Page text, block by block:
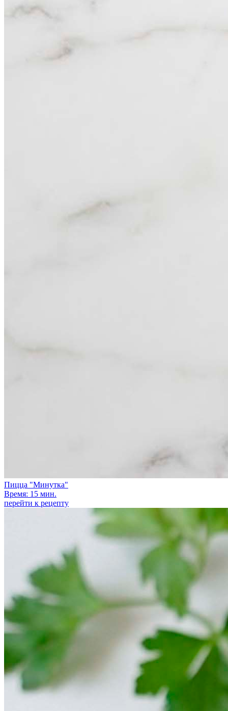
Пицца "Минутка"
Время: 15 мин.
перейти к рецепту